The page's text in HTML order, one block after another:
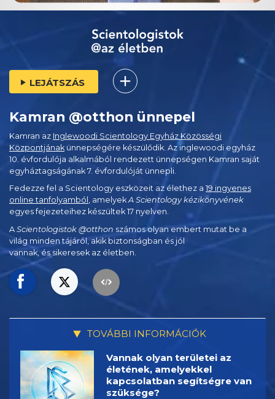
LEJÁTSZÁS
Kamran @otthon ünnepel
Kamran az Inglewoodi Scientology Egyház Közösségi
Központjának ünnepségére készülődik. Az inglewoodi egyház
10. évfordulója alkalmából rendezett ünnepségen Kamran saját
egyháztagságának 7. évfordulóját ünnepli.
Fedezze fel a Scientology eszközeit az élethez a 19 ingyenes
online tanfolyamból , amelyekA Scientology kézikönyvének
egyes fejezeteihez készültek 17 nyelven.
A Scientologistok @otthon számos olyan embert mutat be a
világ minden tájáról, akik biztonságban és jól
vannak, és sikeresek az életben.
TOVÁBBI INFORMÁCIÓK
Vannak olyan területei az
életének, amelyekkel
kapcsolatban segítségre van
szüksége?